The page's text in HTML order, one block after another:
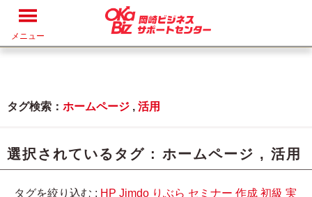
メニュー
タグ検索： ホームページ , 活用
選択されているタグ : ホームページ , 活用
タグを絞り込む : HP Jimdo りぶら セミナー 作成 初級 実